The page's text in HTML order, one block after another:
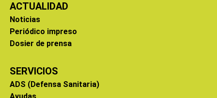
ACTUALIDAD
Noticias
Periódico impreso
Dosier de prensa
SERVICIOS
ADS (Defensa Sanitaria)